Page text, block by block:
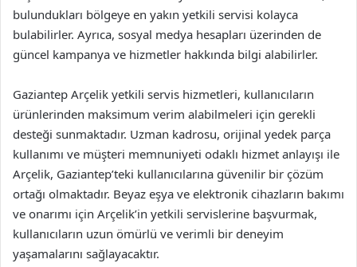
bulundukları bölgeye en yakın yetkili servisi kolayca
bulabilirler. Ayrıca, sosyal medya hesapları üzerinden de
güncel kampanya ve hizmetler hakkında bilgi alabilirler.
Gaziantep Arçelik yetkili servis hizmetleri, kullanıcıların
ürünlerinden maksimum verim alabilmeleri için gerekli
desteği sunmaktadır. Uzman kadrosu, orijinal yedek parça
kullanımı ve müşteri memnuniyeti odaklı hizmet anlayışı ile
Arçelik, Gaziantep’teki kullanıcılarına güvenilir bir çözüm
ortağı olmaktadır. Beyaz eşya ve elektronik cihazların bakımı
ve onarımı için Arçelik’in yetkili servislerine başvurmak,
kullanıcıların uzun ömürlü ve verimli bir deneyim
yaşamalarını sağlayacaktır.